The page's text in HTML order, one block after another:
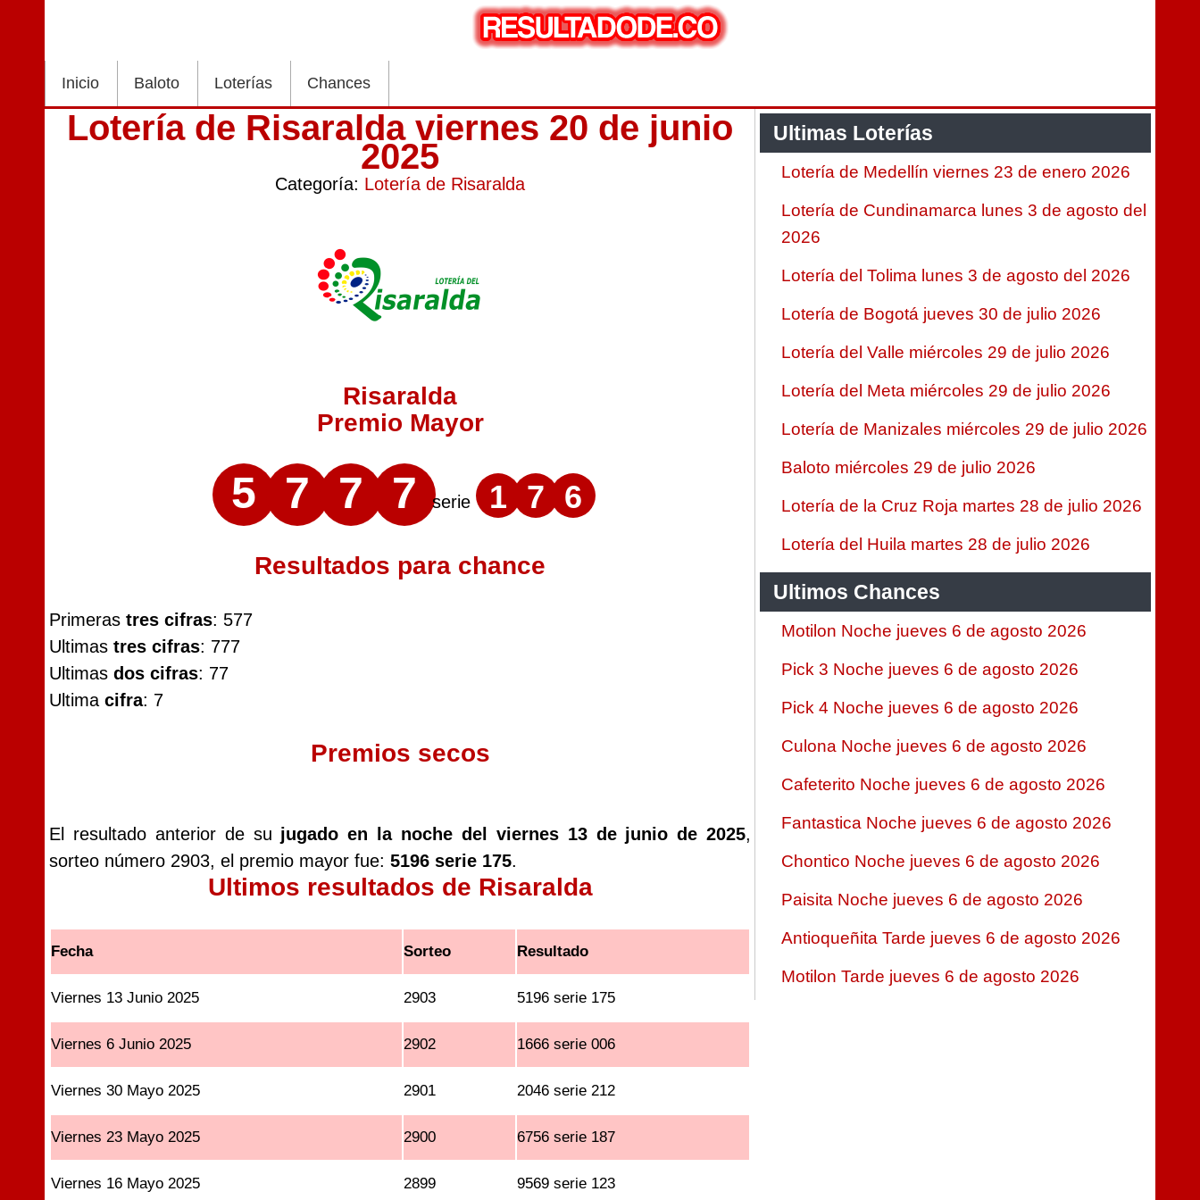
Inicio Baloto Loterías Chances
Lotería de Risaralda viernes 20 de junio
2025
Categoría: Lotería de Risaralda
Risaralda
Premio Mayor
5 7 7 7 serie 1 7 6
Resultados para chance
Primeras tres cifras: 577
Ultimas tres cifras: 777
Ultimas dos cifras: 77
Ultima cifra: 7
Premios secos
El resultado anterior de su jugado en la noche del viernes 13 de junio de 2025,
sorteo número 2903, el premio mayor fue: 5196 serie 175.
Ultimos resultados de Risaralda
Fecha Sorteo Resultado
Viernes 13 Junio 2025 2903 5196 serie 175
Viernes 6 Junio 2025 2902 1666 serie 006
Viernes 30 Mayo 2025 2901 2046 serie 212
Viernes 23 Mayo 2025 2900 6756 serie 187
Viernes 16 Mayo 2025 2899 9569 serie 123
Ultimas Loterías
Lotería de Medellín viernes 23 de enero 2026
Lotería de Cundinamarca lunes 3 de agosto del
2026
Lotería del Tolima lunes 3 de agosto del 2026
Lotería de Bogotá jueves 30 de julio 2026
Lotería del Valle miércoles 29 de julio 2026
Lotería del Meta miércoles 29 de julio 2026
Lotería de Manizales miércoles 29 de julio 2026
Baloto miércoles 29 de julio 2026
Lotería de la Cruz Roja martes 28 de julio 2026
Lotería del Huila martes 28 de julio 2026
Ultimos Chances
Motilon Noche jueves 6 de agosto 2026
Pick 3 Noche jueves 6 de agosto 2026
Pick 4 Noche jueves 6 de agosto 2026
Culona Noche jueves 6 de agosto 2026
Cafeterito Noche jueves 6 de agosto 2026
Fantastica Noche jueves 6 de agosto 2026
Chontico Noche jueves 6 de agosto 2026
Paisita Noche jueves 6 de agosto 2026
Antioqueñita Tarde jueves 6 de agosto 2026
Motilon Tarde jueves 6 de agosto 2026